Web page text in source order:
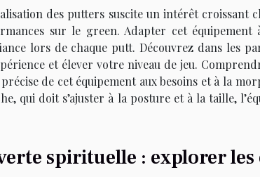
des putters suscite un intérêt croissant
sur le green. Adapter cet équipement
lors de chaque putt. Découvrez dans les
et élever votre niveau de jeu.
de cet équipement aux besoins et à la
qui doit s’ajuster à la posture et à la taille,
spirituelle : explorer les